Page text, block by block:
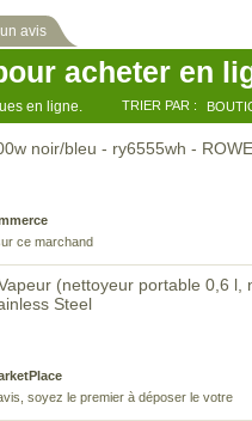
avis
acheter en
en ligne. TRIER PAR :
noir/bleu - ry6555wh -
ce marchand
(nettoyeur portable 0,6 l,
Steel
soyez le premier à déposer le votre